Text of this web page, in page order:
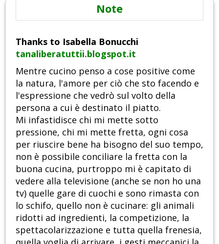
Note
Thanks to Isabella Bonucchi
tanaliberatuttii.blogspot.it
Mentre cucino penso a cose positive come
la natura, l'amore per ciò che sto facendo e
l'espressione che vedrò sul volto della
persona a cui è destinato il piatto.
Mi infastidisce chi mi mette sotto
pressione, chi mi mette fretta, ogni cosa
per riuscire bene ha bisogno del suo tempo,
non è possibile conciliare la fretta con la
buona cucina, purtroppo mi è capitato di
vedere alla televisione (anche se non ho una
tv) quelle gare di cuochi e sono rimasta con
lo schifo, quello non è cucinare: gli animali
ridotti ad ingredienti, la competizione, la
spettacolarizzazione e tutta quella frenesia,